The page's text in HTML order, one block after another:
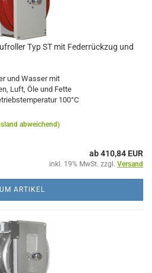
Typ ST mit Federrückzug und
und Wasser mit
Luft, Öle und Fette
100°C
abweichend)
ab 410,84 EUR
inkl. 19% MwSt. zzgl. Versand
ARTIKEL